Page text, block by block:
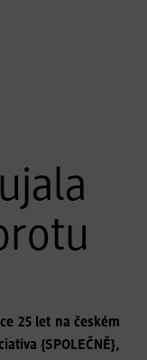
25 let na českém
{SPOLEČNĚ},